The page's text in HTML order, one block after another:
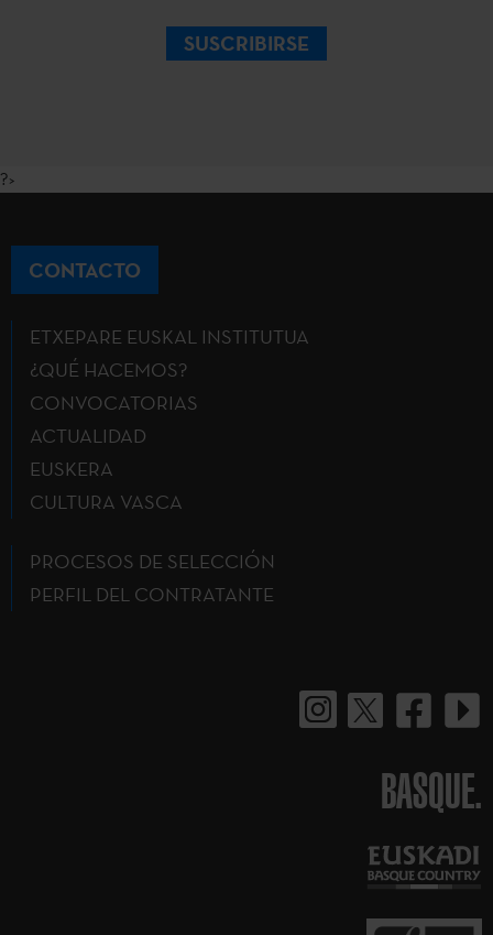
SUSCRIBIRSE
?>
CONTACTO
ETXEPARE EUSKAL INSTITUTUA
¿QUÉ HACEMOS?
CONVOCATORIAS
ACTUALIDAD
EUSKERA
CULTURA VASCA
PROCESOS DE SELECCIÓN
PERFIL DEL CONTRATANTE
BASQUE.